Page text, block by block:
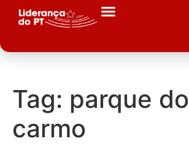
Tag: parque do
carmo